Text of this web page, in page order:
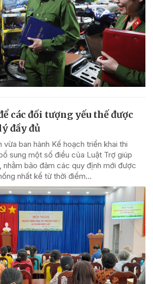
các đối tượng yếu thế được
đầy đủ
vừa ban hành Kế hoạch triển khai thi
sung một số điều của Luật Trợ giúp
nhằm bảo đảm các quy định mới được
nhất kể từ thời điểm...